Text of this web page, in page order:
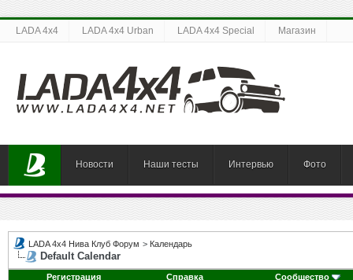
LADA 4x4 LADA 4x4 Urban LADA 4x4 Special Магазин
Новости Наши тесты Интервью Фото
LADA 4x4 Нива Клуб Форум > Календарь
Default Calendar
Регистрация Справка Сообщество